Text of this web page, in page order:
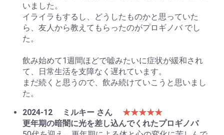
いました。
イライラもするし、どうしたものかと思っていた
ら、友人から教えてもらったのがプロギノバ でし
た。
飲み始めて1週間ほどで嘘みたいに症状が緩和され
て、日常生活を支障なく遅れています。
まだ続くと思うので、飲み続けていこうと思いまし
た。
2024-12
ミルキー さん
★★★★★
更年期の暗闇に光を差し込んでくれたプロギノバ